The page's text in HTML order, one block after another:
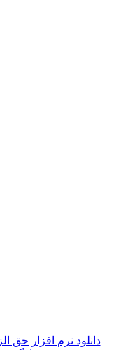
دانلود نرم افزار